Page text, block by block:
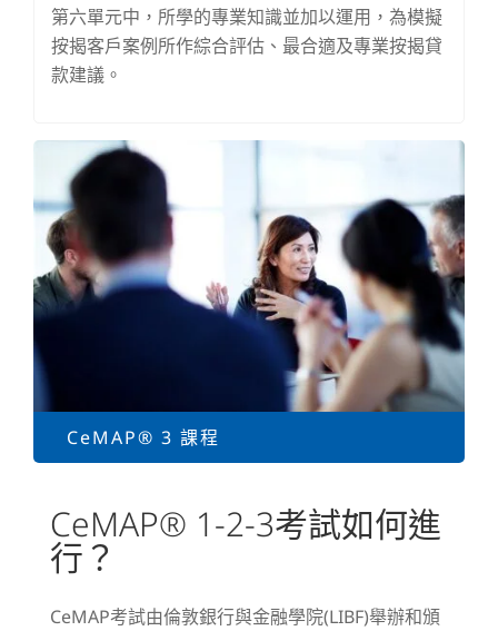
第六單元中，所學的專業知識並加以運用，為模擬
按揭客戶案例所作綜合評估、最合適及專業按揭貸
款建議。
CeMAP® 3 課程
CeMAP® 1-2-3考試如何進
行？
CeMAP考試由倫敦銀行與金融學院(LIBF)舉辦和頒